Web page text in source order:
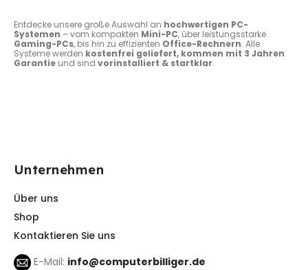
Entdecke unsere große Auswahl an hochwertigen PC-
Systemen – vom kompakten Mini-PC, über leistungsstarke
Gaming-PCs, bis hin zu effizienten Office-Rechnern. Alle
Systeme werden kostenfrei geliefert, kommen mit 3 Jahren
Garantie und sind vorinstalliert & startklar.
Unternehmen
Über uns
Shop
Kontaktieren Sie uns
E-Mail: info@computerbilliger.de